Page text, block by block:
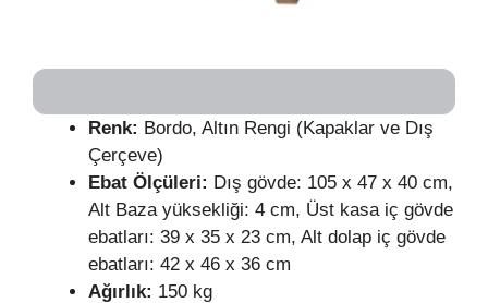
Renk: Bordo, Altın Rengi (Kapaklar ve Dış
Çerçeve)
Ebat Ölçüleri: Dış gövde: 105 x 47 x 40 cm,
Alt Baza yüksekliği: 4 cm, Üst kasa iç gövde
ebatları: 39 x 35 x 23 cm, Alt dolap iç gövde
ebatları: 42 x 46 x 36 cm
Ağırlık: 150 kg